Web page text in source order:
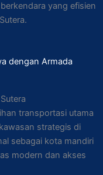
yang efisien
dengan Armada
transportasi utama
strategis di
sebagai kota mandiri
modern dan akses